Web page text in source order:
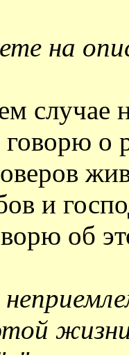
на
случае
о
и
об